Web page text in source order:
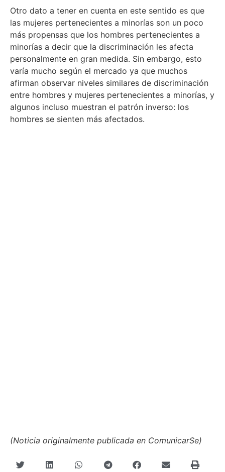
Otro dato a tener en cuenta en este sentido es que
las mujeres pertenecientes a minorías son un poco
más propensas que los hombres pertenecientes a
minorías a decir que la discriminación les afecta
personalmente en gran medida. Sin embargo, esto
varía mucho según el mercado ya que muchos
afirman observar niveles similares de discriminación
entre hombres y mujeres pertenecientes a minorías, y
algunos incluso muestran el patrón inverso: los
hombres se sienten más afectados.
(Noticia originalmente publicada en ComunicarSe)